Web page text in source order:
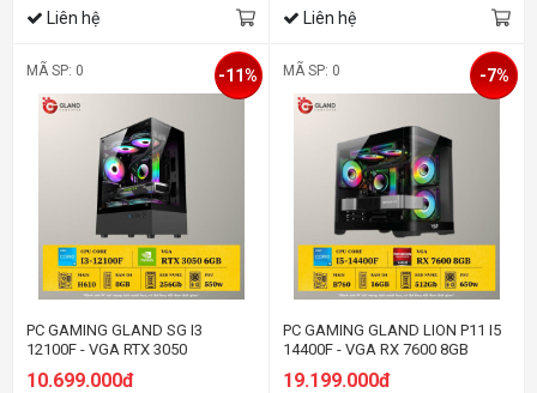
Liên hệ Liên hệ
MÃ SP: 0
PC GAMING GLAND SG I3
12100F - VGA RTX 3050
10.699.000đ
-11% MÃ SP: 0
PC GAMING GLAND LION P11 I5
14400F - VGA RX 7600 8GB
19.199.000đ
-7%